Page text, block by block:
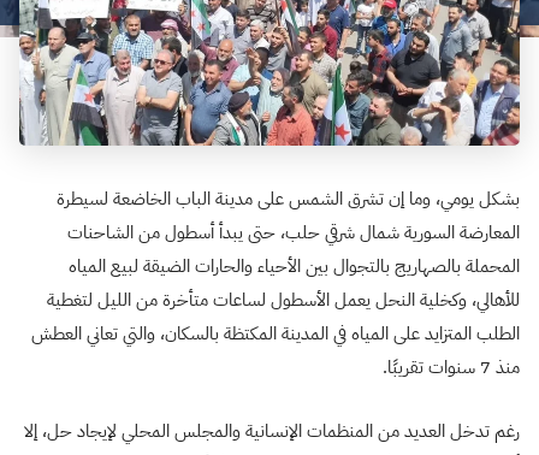
بشكل يومي، وما إن تشرق الشمس على مدينة الباب الخاضعة لسيطرة
المعارضة السورية شمال شرقي حلب، حتى يبدأ أسطول من الشاحنات
المحملة بالصهاريج بالتجوال بين الأحياء والحارات الضيقة لبيع المياه
للأهالي، وكخلية النحل يعمل الأسطول لساعات متأخرة من الليل لتغطية
الطلب المتزايد على المياه في المدينة المكتظة بالسكان، والتي تعاني العطش
منذ 7 سنوات تقريبًا.
رغم تدخل العديد من المنظمات الإنسانية والمجلس المحلي لإيجاد حل، إلا